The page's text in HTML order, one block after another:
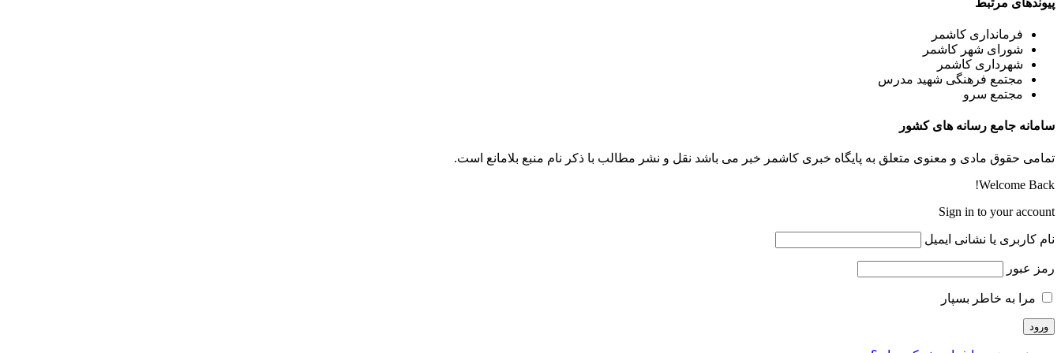
پیوندهای مرتبط
فرمانداری کاشمر
شورای شهر کاشمر
شهرداری کاشمر
مجتمع فرهنگی شهید مدرس
مجتمع سرو
سامانه جامع رسانه های کشور
تمامی حقوق مادی و معنوی متعلق به پایگاه خبری کاشمر خبر می باشد نقل و نشر مطالب با ذکر نام منبع بلامانع است.
Welcome Back!
Sign in to your account
نام کاربری یا نشانی ایمیل
رمز عبور
مرا به خاطر بسپار